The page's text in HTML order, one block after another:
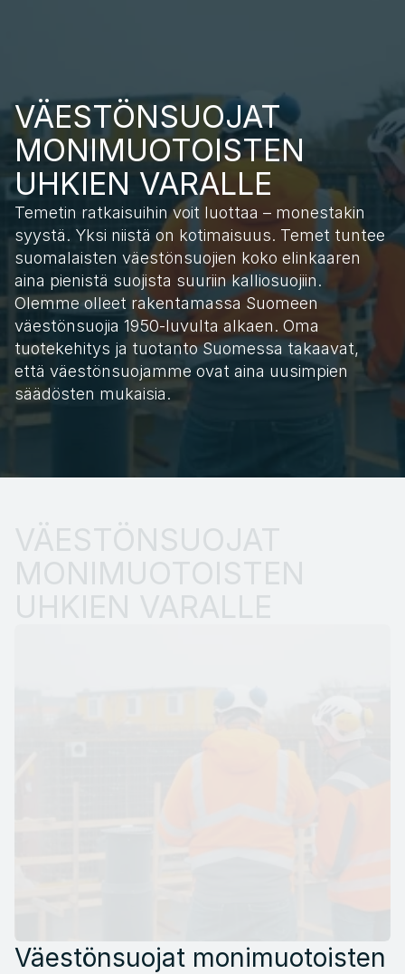
VÄESTÖNSUOJAT
MONIMUOTOISTEN
UHKIEN VARALLE
Temetin ratkaisuihin voit luottaa – monestakin
syystä. Yksi niistä on kotimaisuus. Temet tuntee
suomalaisten väestönsuojien koko elinkaaren
aina pienistä suojista suuriin kalliosuojiin.
Olemme olleet rakentamassa Suomeen
väestönsuojia 1950-luvulta alkaen. Oma
tuotekehitys ja tuotanto Suomessa takaavat,
että väestönsuojamme ovat aina uusimpien
säädösten mukaisia.
VÄESTÖNSUOJAT
MONIMUOTOISTEN
UHKIEN VARALLE
Väestönsuojat monimuotoisten